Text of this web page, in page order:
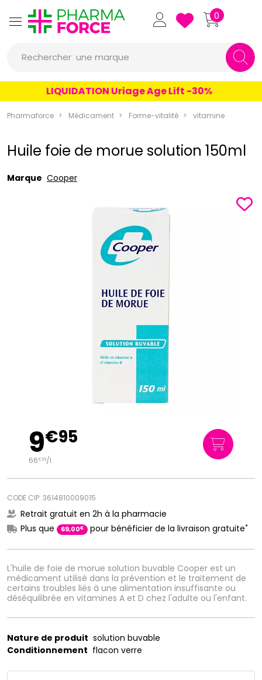
Pharmaforce Grande
0
Rechercher une marque
un conseil
un produit
LIQUIDATION Uriage Age Lift -30%
Pharmaforce Médicament Forme-vitalité vitamine
Huile foie de morue solution 150ml
Marque Cooper
L'huile de foie de morue solution buvable Cooper est un
médicament utilisé dans la prévention et le traitement de
certains troubles liés à une alimentation insuffisante ou
déséquilibrée en vitamines A et D chez l'adulte ou l'enfant.
9€95
66€33/l.
CODE CIP: 3614810009015
Retrait gratuit en 2h à la pharmacie
Plus que
69,00€ pour bénéficier de la livraison gratuite*
Nature de produit solution buvable
Conditionnement flacon verre